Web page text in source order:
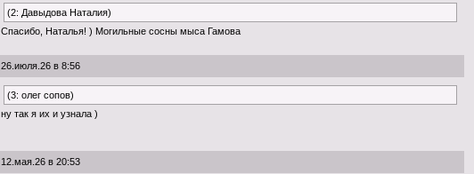
(2: Давыдова Наталия)
Спасибо, Наталья! ) Могильные сосны мыса Гамова
26.июля.26 в 8:56
(3: олег сопов)
ну так я их и узнала )
12.мая.26 в 20:53